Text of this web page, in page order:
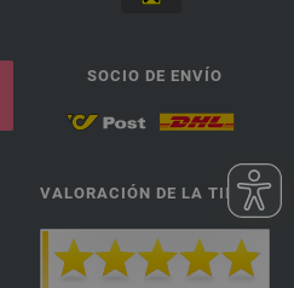
SOCIO DE ENVÍO
VALORACIÓN DE LA TIENDA